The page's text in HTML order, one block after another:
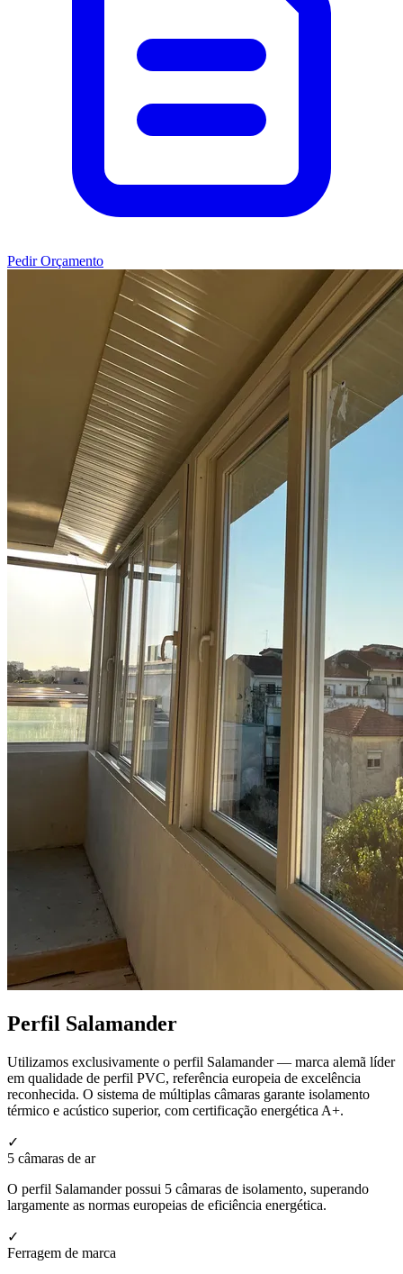
Pedir Orçamento
Perfil Salamander
Utilizamos exclusivamente o perfil Salamander — marca alemã líder
em qualidade de perfil PVC, referência europeia de excelência
reconhecida. O sistema de múltiplas câmaras garante isolamento
térmico e acústico superior, com certificação energética A+.
✓
5 câmaras de ar
O perfil Salamander possui 5 câmaras de isolamento, superando
largamente as normas europeias de eficiência energética.
✓
Ferragem de marca